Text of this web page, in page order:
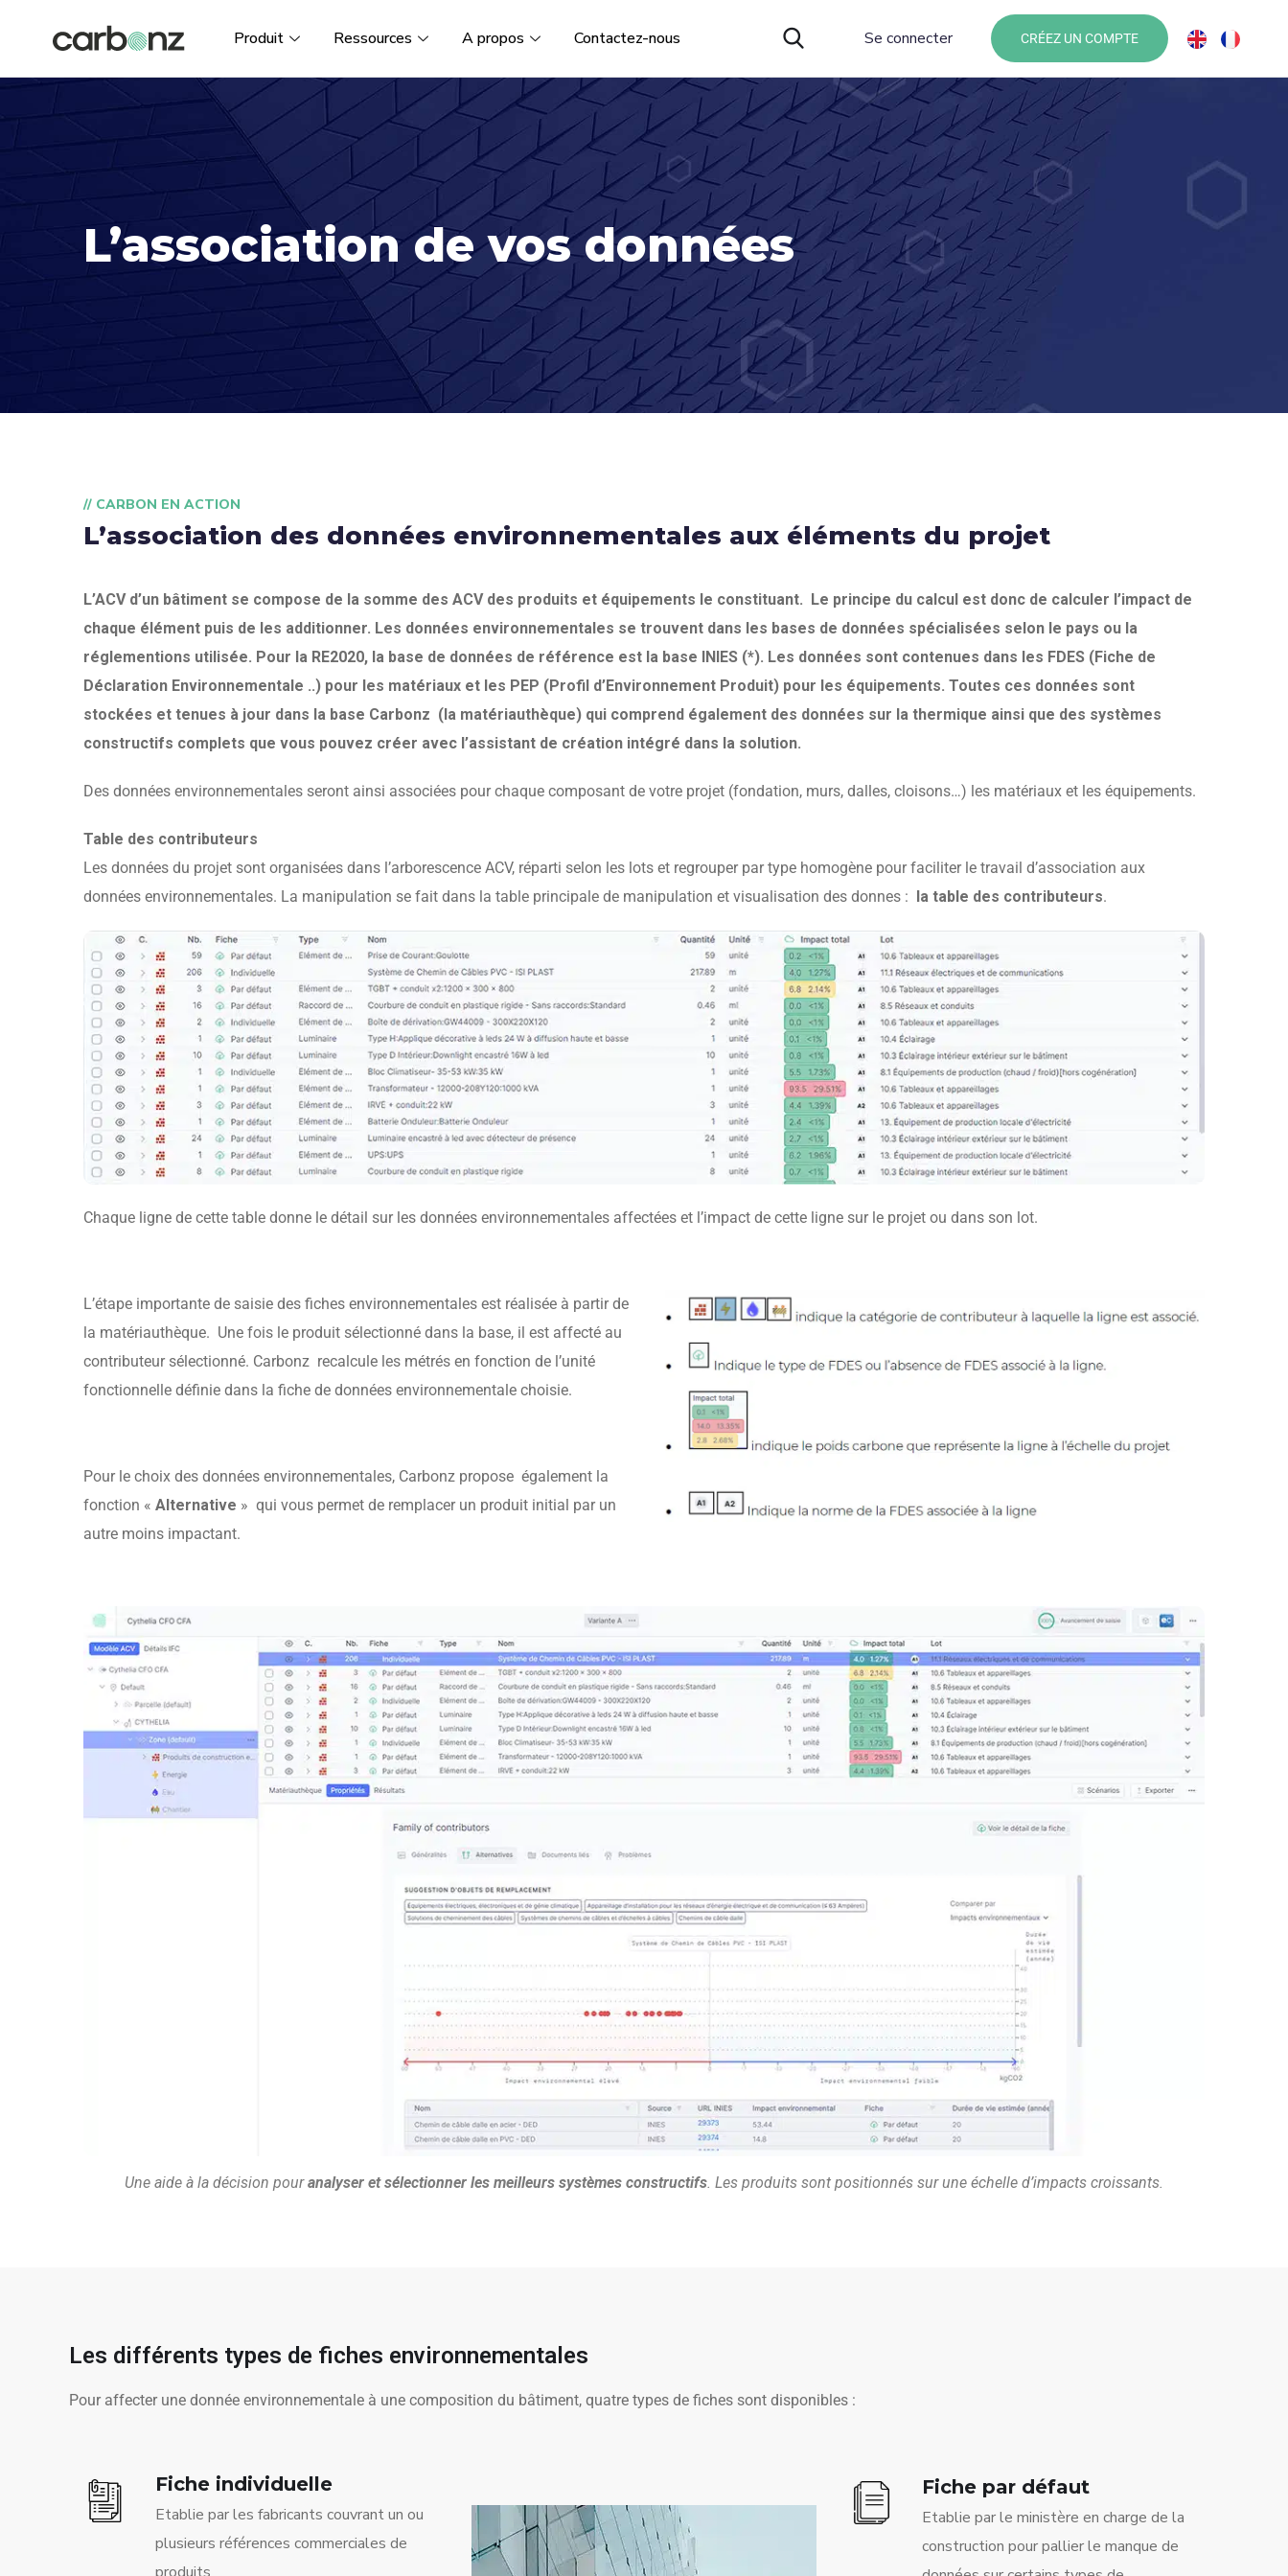
Produit Ressources A propos Contactez-nous Se connecter CRÉEZ UN COMPTE
L’association de vos données
// CARBON EN ACTION
L’association des données environnementales aux éléments du projet
L’ACV d’un bâtiment se compose de la somme des ACV des produits et équipements le constituant. Le principe du calcul est donc de calculer l’impact de
chaque élément puis de les additionner. Les données environnementales se trouvent dans les bases de données spécialisées selon le pays ou la
réglementions utilisée. Pour la RE2020, la base de données de référence est la base INIES (*). Les données sont contenues dans les FDES (Fiche de
Déclaration Environnementale ..) pour les matériaux et les PEP (Profil d’Environnement Produit) pour les équipements. Toutes ces données sont
stockées et tenues à jour dans la base Carbonz (la matériauthèque) qui comprend également des données sur la thermique ainsi que des systèmes
constructifs complets que vous pouvez créer avec l’assistant de création intégré dans la solution.
Des données environnementales seront ainsi associées pour chaque composant de votre projet (fondation, murs, dalles, cloisons…) les matériaux et les équipements.
Table des contributeurs
Les données du projet sont organisées dans l’arborescence ACV, réparti selon les lots et regrouper par type homogène pour faciliter le travail d’association aux
données environnementales. La manipulation se fait dans la table principale de manipulation et visualisation des donnes : la table des contributeurs.
Chaque ligne de cette table donne le détail sur les données environnementales affectées et l’impact de cette ligne sur le projet ou dans son lot.
L’étape importante de saisie des fiches environnementales est réalisée à partir de
la matériauthèque. Une fois le produit sélectionné dans la base, il est affecté au
contributeur sélectionné. Carbonz recalcule les métrés en fonction de l’unité
fonctionnelle définie dans la fiche de données environnementale choisie.
Pour le choix des données environnementales, Carbonz propose également la
fonction « Alternative » qui vous permet de remplacer un produit initial par un
autre moins impactant.
Une aide à la décision pouranalyser et sélectionner les meilleurs systèmes constructifs. Les produits sont positionnés sur une échelle d’impacts croissants.
Les différents types de fiches environnementales
Pour affecter une donnée environnementale à une composition du bâtiment, quatre types de fiches sont disponibles :
Fiche individuelle
Etablie par les fabricants couvrant un ou
plusieurs références commerciales de
Fiche par défaut
Etablie par le ministère en charge de la
construction pour pallier le manque de